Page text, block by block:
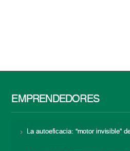
EMPRENDEDORES
La autoeficacia: “motor invisible”